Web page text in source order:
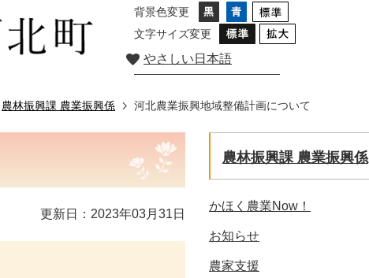
背景色変更
文字サイズ変更
やさしい日本語
農林振興課 農業振興係 河北農業振興地域整備計画について
更新日：2023年03月31日
農林振興課 農業振興係
かほく農業Now！
お知らせ
農家支援